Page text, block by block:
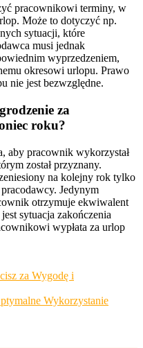
pracownikowi terminy, w
Może to dotyczyć np.
sytuacji, które
musi jednak
wyprzedzeniem,
okresowi urlopu. Prawo
nie jest bezwzględne.
za
roku?
aby pracownik wykorzystał
został przyznany.
na kolejny rok tylko
Jedynym
otrzymuje ekwiwalent
sytuacja zakończenia
wypłata za urlop
za Wygodę i
Wykorzystanie